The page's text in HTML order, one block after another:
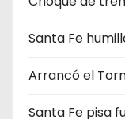
a
Santa Fe
Arrancó el
Santa Fe pisa